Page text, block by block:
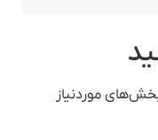
موردنیاز